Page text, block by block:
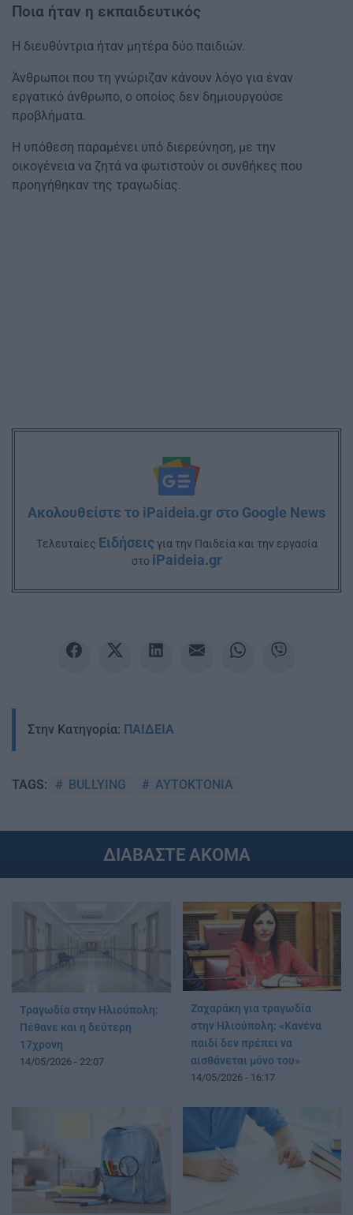
Ποια ήταν η εκπαιδευτικός
Η διευθύντρια ήταν μητέρα δύο παιδιών.
Άνθρωποι που τη γνώριζαν κάνουν λόγο για έναν
εργατικό άνθρωπο, ο οποίος δεν δημιουργούσε
προβλήματα.
Η υπόθεση παραμένει υπό διερεύνηση, με την
οικογένεια να ζητά να φωτιστούν οι συνθήκες που
προηγήθηκαν της τραγωδίας.
Ακολουθείστε το iPaideia.gr στο Google News
Tελευταίες Ειδήσειςγια την Παιδεία και την εργασία
στο iPaideia.gr
Στην Κατηγορία: ΠΑΙΔΕΙΑ
TAGS: BULLYING ΑΥΤΟΚΤΟΝΙΑ
ΔΙΑΒΑΣΤΕ ΑΚΟΜΑ
Τραγωδία στην Ηλιούπολη:
Πέθανε και η δεύτερη
17χρονη
14/05/2026 - 22:07
Ζαχαράκη για τραγωδία
στην Ηλιούπολη: «Κανένα
παιδί δεν πρέπει να
αισθάνεται μόνο του»
14/05/2026 - 16:17